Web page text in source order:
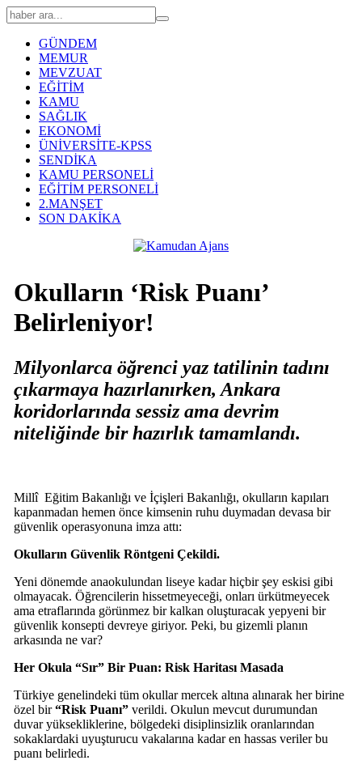
GÜNDEM
MEMUR
MEVZUAT
EĞİTİM
KAMU
SAĞLIK
EKONOMİ
ÜNİVERSİTE-KPSS
SENDİKA
KAMU PERSONELİ
EĞİTİM PERSONELİ
2.MANŞET
SON DAKİKA
Okulların ‘Risk Puanı’
Belirleniyor!
Milyonlarca öğrenci yaz tatilinin tadını
çıkarmaya hazırlanırken, Ankara
koridorlarında sessiz ama devrim
niteliğinde bir hazırlık tamamlandı.
Millî EğitimBakanlığı ve İçişleri Bakanlığı, okulların kapıları
kapanmadan hemen önce kimsenin ruhu duymadan devasa bir
güvenlik operasyonuna imza attı:
Okulların Güvenlik Röntgeni Çekildi.
Yeni dönemde anaokulundan liseye kadar hiçbir şey eskisi gibi
olmayacak. Öğrencilerin hissetmeyeceği, onları ürkütmeyecek
ama etraflarında görünmez bir kalkan oluşturacak yepyeni bir
güvenlik konsepti devreye giriyor. Peki, bu gizemli planın
arkasında ne var?
Her Okula “Sır” Bir Puan: Risk Haritası Masada
Türkiye genelindeki tüm okullar mercek altına alınarak her birine
özel bir“Risk Puanı”verildi. Okulun mevcut durumundan
duvar yüksekliklerine, bölgedeki disiplinsizlik oranlarından
sokaklardaki uyuşturucu vakalarına kadar en hassas veriler bu
puanı belirledi.